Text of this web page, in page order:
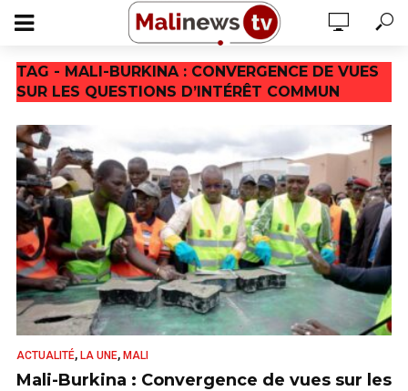
TAG - MALI-BURKINA : CONVERGENCE DE VUES
SUR LES QUESTIONS D’INTÉRÊT COMMUN
ACTUALITÉ, LA UNE, MALI
Mali-Burkina : Convergence de vues sur les